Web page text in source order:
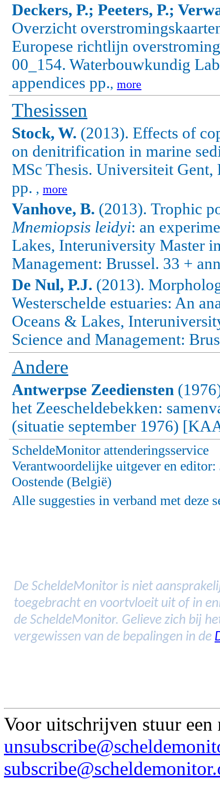
Deckers, P.; Peeters, P.;
Overzicht
Europese richtlijn
00_154. Waterbouwkundig
appendices pp., more
Thesissen
Stock, W. (2013). Effects of
on denitrification in marine
MSc Thesis. Universiteit Gent,
pp. , more
Vanhove, B. (2013). Trophic
Mnemiopsis leidyi: an
Lakes, Interuniversity Master
Management: Brussel. 33 +
De Nul, P.J. (2013).
Westerschelde estuaries: An
Oceans & Lakes,
Science and Management:
Andere
Antwerpse Zeediensten
het Zeescheldebekken:
(situatie september 1976)
ScheldeMonitor attenderingsservice
Verantwoordelijke uitgever en editor:
Oostende (België)
Alle suggesties in verband met deze
De ScheldeMonitor is niet
toegebracht en voortvloeit uit of in
de ScheldeMonitor. Gelieve zich bij
vergewissen van de bepalingen in de
Voor uitschrijven stuur